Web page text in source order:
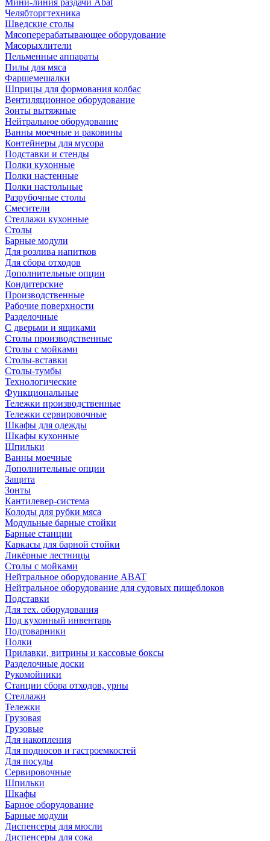
Мини-линия раздачи Abat
Челябторгтехника
Шведские столы
Мясоперерабатывающее оборудование
Мясорыхлители
Пельменные аппараты
Пилы для мяса
Фаршемешалки
Шприцы для формования колбас
Вентиляционное оборудование
Зонты вытяжные
Нейтральное оборудование
Ванны моечные и раковины
Контейнеры для мусора
Подставки и стенды
Полки кухонные
Полки настенные
Полки настольные
Разрубочные столы
Смесители
Стеллажи кухонные
Столы
Барные модули
Для розлива напитков
Для сбора отходов
Дополнительные опции
Кондитерские
Производственные
Рабочие поверхности
Разделочные
С дверьми и ящиками
Столы производственные
Столы с мойками
Столы-вставки
Столы-тумбы
Технологические
Функциональные
Тележки производственные
Тележки сервировочные
Шкафы для одежды
Шкафы кухонные
Шпильки
Ванны моечные
Дополнительные опции
Защита
Зонты
Кантилевер-система
Колоды для рубки мяса
Модульные барные стойки
Барные станции
Каркасы для барной стойки
Ликёрные лестницы
Столы с мойками
Нейтральное оборудование ABAT
Нейтральное оборудование для судовых пищеблоков
Подставки
Для тех. оборудования
Под кухонный инвентарь
Подтоварники
Полки
Прилавки, витрины и кассовые боксы
Разделочные доски
Рукомойники
Станции сбора отходов, урны
Стеллажи
Тележки
Грузовая
Грузовые
Для накопления
Для подносов и гастроемкостей
Для посуды
Сервировочные
Шпильки
Шкафы
Барное оборудование
Барные модули
Диспенсеры для мюсли
Диспенсеры для сока